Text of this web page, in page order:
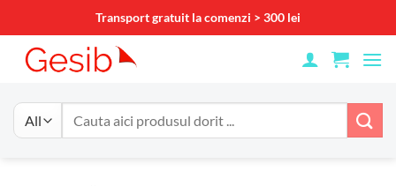
to
content
Transport gratuit la comenzi > 300 lei